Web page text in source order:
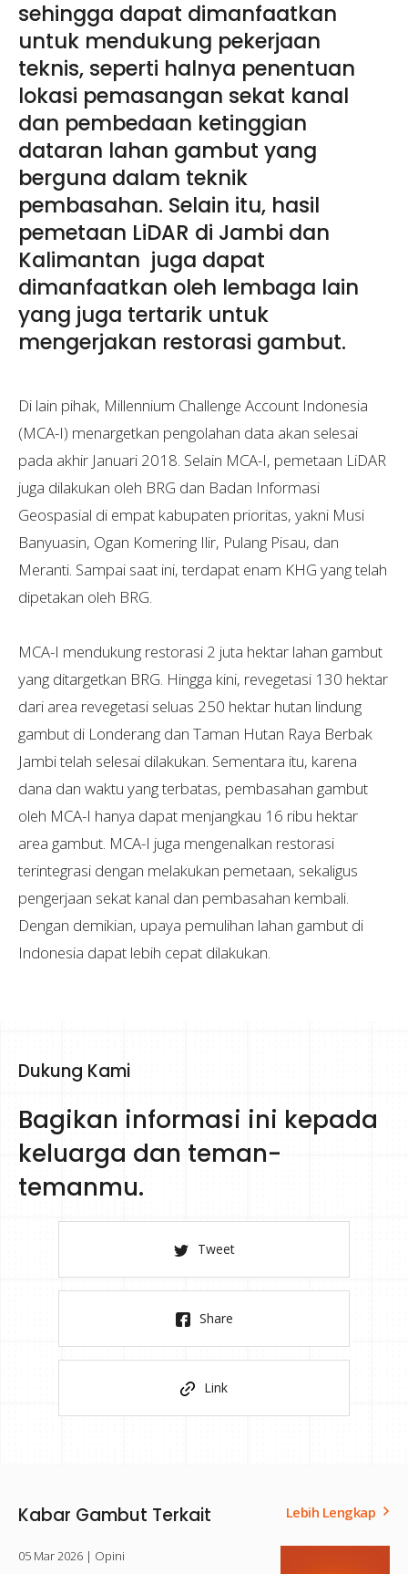
sehingga dapat dimanfaatkan
untuk mendukung pekerjaan
teknis, seperti halnya penentuan
lokasi pemasangan sekat kanal
dan pembedaan ketinggian
dataran lahan gambut yang
berguna dalam teknik
pembasahan. Selain itu, hasil
pemetaan LiDAR di Jambi dan
Kalimantan juga dapat
dimanfaatkan oleh lembaga lain
yang juga tertarik untuk
mengerjakan restorasi gambut.
Di lain pihak, Millennium Challenge Account Indonesia
(MCA-I) menargetkan pengolahan data akan selesai
pada akhir Januari 2018. Selain MCA-I, pemetaan LiDAR
juga dilakukan oleh BRG dan Badan Informasi
Geospasial di empat kabupaten prioritas, yakni Musi
Banyuasin, Ogan Komering Ilir, Pulang Pisau, dan
Meranti. Sampai saat ini, terdapat enam KHG yang telah
dipetakan oleh BRG.
MCA-I mendukung restorasi 2 juta hektar lahan gambut
yang ditargetkan BRG. Hingga kini, revegetasi 130 hektar
dari area revegetasi seluas 250 hektar hutan lindung
gambut di Londerang dan Taman Hutan Raya Berbak
Jambi telah selesai dilakukan. Sementara itu, karena
dana dan waktu yang terbatas, pembasahan gambut
oleh MCA-I hanya dapat menjangkau 16 ribu hektar
area gambut. MCA-I juga mengenalkan restorasi
terintegrasi dengan melakukan pemetaan, sekaligus
pengerjaan sekat kanal dan pembasahan kembali.
Dengan demikian, upaya pemulihan lahan gambut di
Indonesia dapat lebih cepat dilakukan.
Dukung Kami
Bagikan informasi ini kepada
keluarga dan teman-
temanmu.
Tweet
Share
Link
Kabar Gambut Terkait Lebih Lengkap
05 Mar 2026 | Opini